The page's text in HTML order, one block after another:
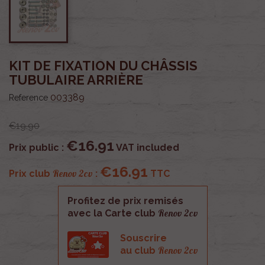
KIT DE FIXATION DU CHÂSSIS
TUBULAIRE ARRIÈRE
Reference 003389
€19.90
Prix public : €16.91 VAT included
Prix club Renov 2cv : €16.91 TTC
Profitez de prix remisés
avec la Carte club Renov 2cv
Souscrire
au club Renov 2cv